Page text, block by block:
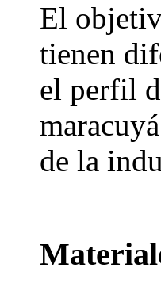
El
tienen
el perfil
de la